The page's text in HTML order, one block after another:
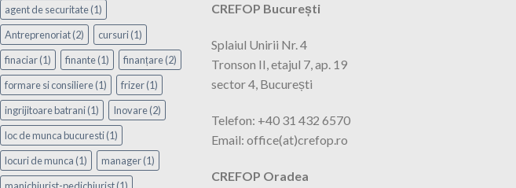
agent de securitate(1)
Antreprenoriat(2) cursuri(1)
finaciar(1) finante(1) finanțare(2)
formare si consiliere(1) frizer(1)
ingrijitoare batrani(1) Inovare(2)
loc de munca bucuresti(1)
locuri de munca (1) manager(1)
CREFOP București
Splaiul Unirii Nr. 4
Tronson II, etajul 7, ap. 19
sector 4, București
Telefon: +40 31 432 6570
Email: office(at)crefop.ro
CREFOP Oradea